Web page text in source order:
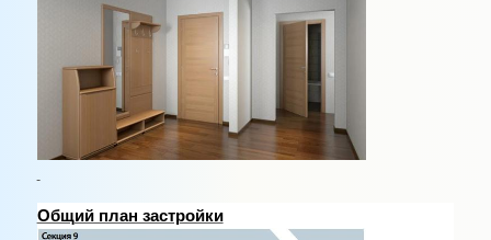
Общий план застройки